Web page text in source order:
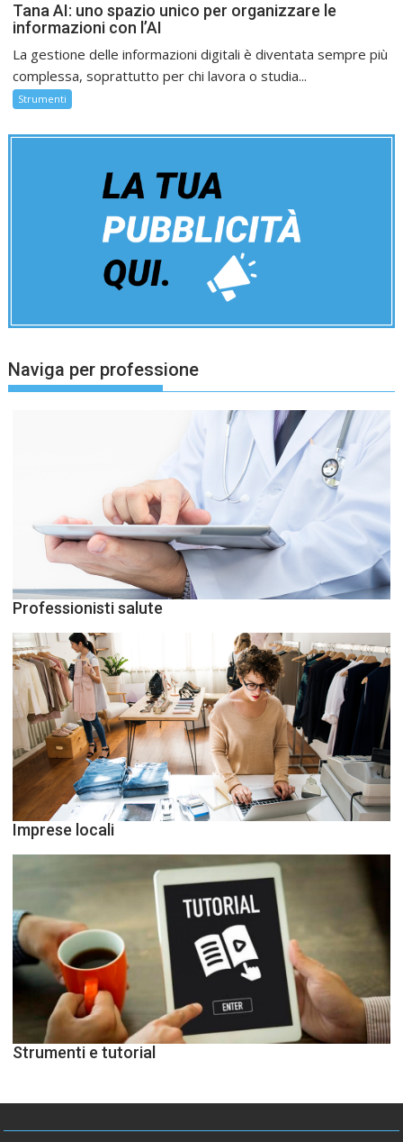
Tana AI: uno spazio unico per organizzare le
informazioni con l’AI
La gestione delle informazioni digitali è diventata sempre più
complessa, soprattutto per chi lavora o studia...
Strumenti
Naviga per professione
Professionisti salute
Imprese locali
Strumenti e tutorial